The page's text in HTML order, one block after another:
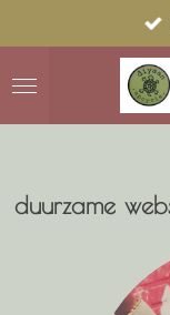
direct
naar
duurzame